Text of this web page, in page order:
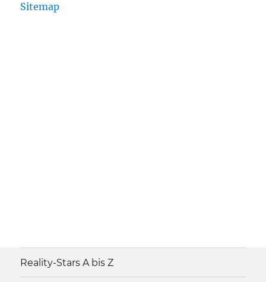
Sitemap
Reality-Stars A bis Z